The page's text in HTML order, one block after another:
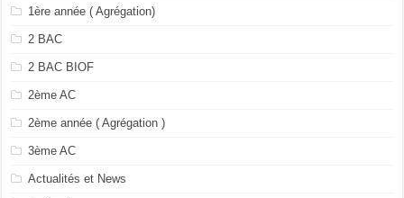
1ère année ( Agrégation)
2 BAC
2 BAC BIOF
2ème AC
2ème année ( Agrégation )
3ème AC
Actualités et News